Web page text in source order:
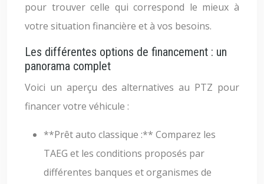
pour trouver celle qui correspond le mieux à
votre situation financière et à vos besoins.
Les différentes options de financement : un
panorama complet
Voici un aperçu des alternatives au PTZ pour
financer votre véhicule :
**Prêt auto classique :** Comparez les
TAEG et les conditions proposés par
différentes banques et organismes de